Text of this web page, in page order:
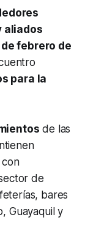
aliados
de febrero de
para la
de las
de
bares
Guayaquil y